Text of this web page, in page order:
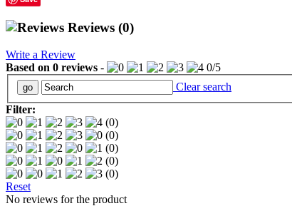
Reviews (0)
Write a Review
Based on 0 reviews - 0/5
Clear search
Filter:
(0)
(0)
(0)
(0)
(0)
Reset
No reviews for the product